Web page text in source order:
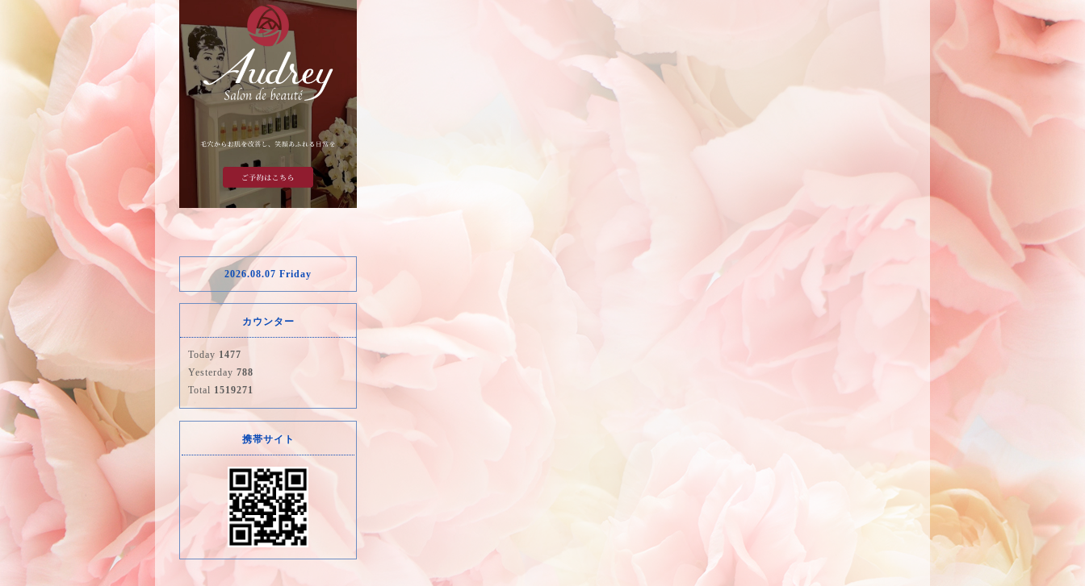
2026.08.07 Friday
カウンター
Today 1477
Yesterday 788
Total 1519271
携帯サイト